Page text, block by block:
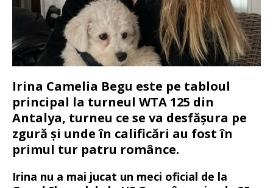
Irina Camelia Begu este pe tabloul
principal la turneul WTA 125 din
Antalya, turneu ce se va desfășura pe
zgură și unde în calificări au fost în
primul tur patru românce.
Irina nu a mai jucat un meci oficial de la